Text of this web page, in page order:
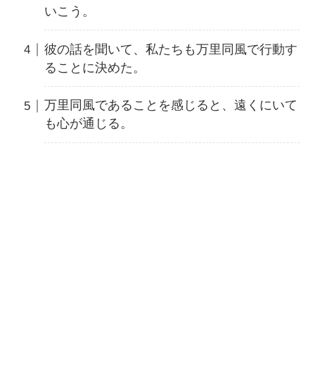
いこう。
彼の話を聞いて、私たちも万里同風で行動す
ることに決めた。
万里同風であることを感じると、遠くにいて
も心が通じる。